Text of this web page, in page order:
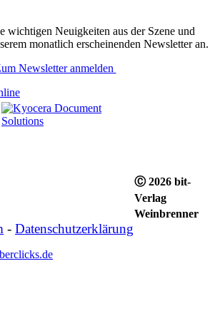
wichtigen Neuigkeiten aus der Szene und
monatlich erscheinenden Newsletter an.
Newsletter anmelden
Ⓒ 2026 bit-
Verlag
Weinbrenner
- Datenschutzerklärung